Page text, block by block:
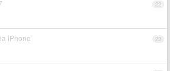
22
23
iPhone